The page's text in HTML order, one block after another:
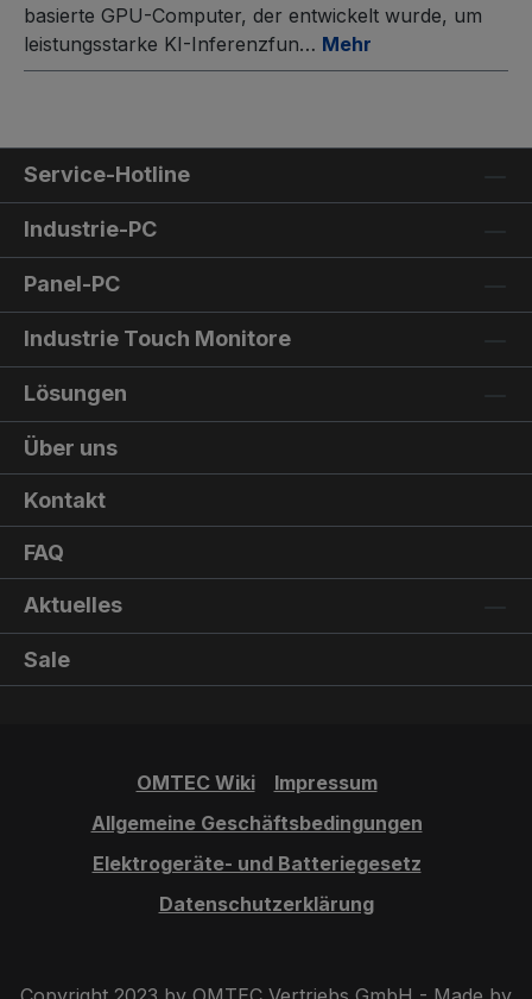
basierte GPU-Computer, der entwickelt wurde, um
leistungsstarke KI-Inferenzfun… Mehr
Service-Hotline
Industrie-PC
Panel-PC
Industrie Touch Monitore
Lösungen
Über uns
Kontakt
FAQ
Aktuelles
Sale
OMTEC Wiki
Impressum
Allgemeine Geschäftsbedingungen
Elektrogeräte- und Batteriegesetz
Datenschutzerklärung